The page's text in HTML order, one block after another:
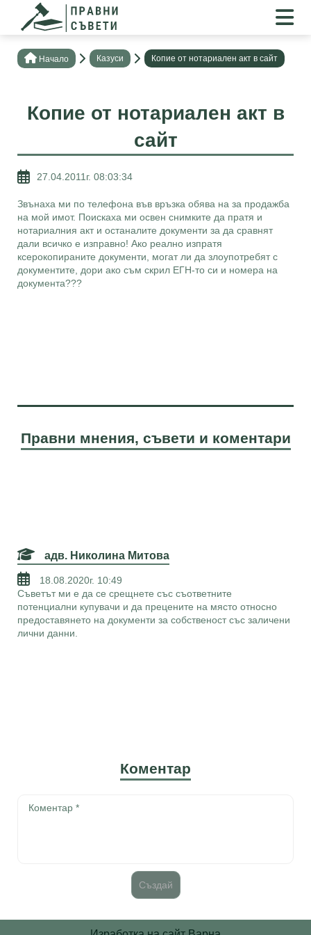
Нaчало Казуси Копие от нотариален акт в сайт
Копие от нотариален акт в
сайт
27.04.2011г. 08:03:34
Звънаха ми по телефона във връзка обява на за продажба
на мой имот. Поискаха ми освен снимките да пратя и
нотариалния акт и останалите документи за да сравнят
дали всичко е изправно! Ако реално изпратя
ксерокопираните документи, могат ли да злоупотребят с
документите, дори ако съм скрил ЕГН-то си и номера на
документа???
Правни мнения, съвети и коментари
адв. Николина Митова
18.08.2020г. 10:49
Съветът ми е да се срещнете със съответните
потенциални купувачи и да прецените на място относно
предоставянето на документи за собственост със заличени
лични данни.
Коментар